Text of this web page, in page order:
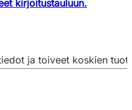
kirjoitustauluun.
ja toiveet koskien